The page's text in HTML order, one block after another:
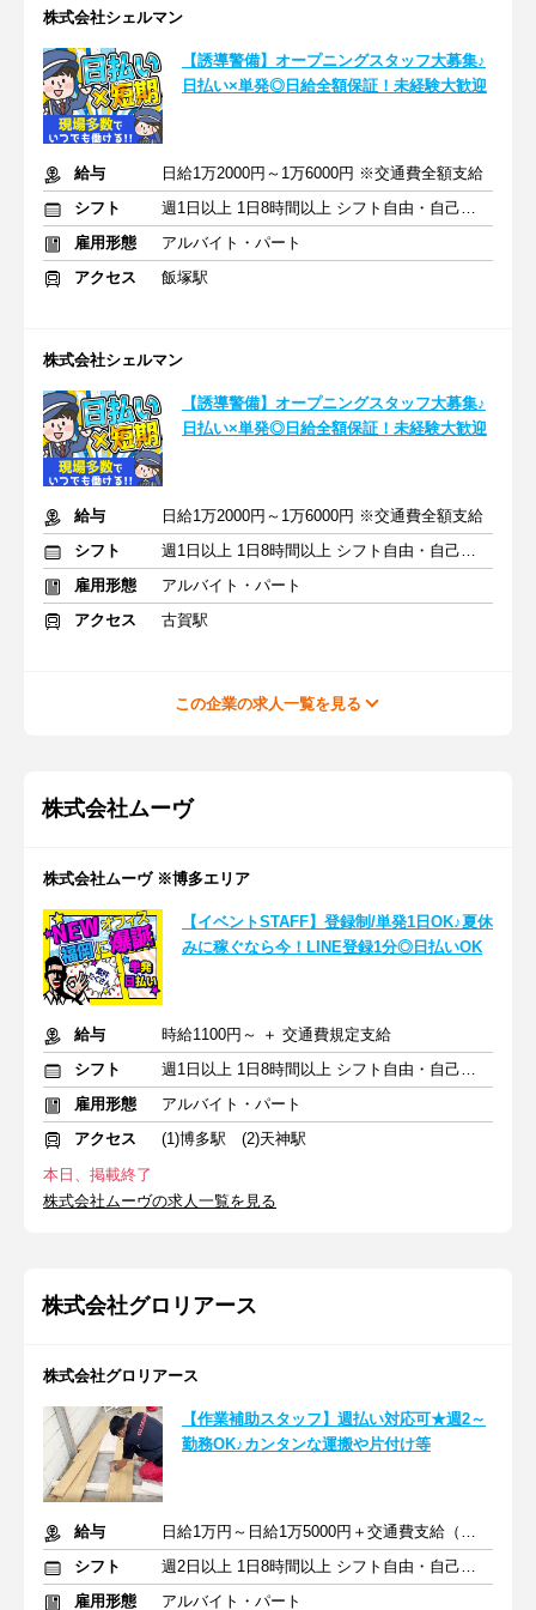
株式会社シェルマン
【誘導警備】オープニングスタッフ大募集♪
日払い×単発◎日給全額保証！未経験大歓迎
給与
日給1万2000円～1万6000円 ※交通費全額支給
シフト
週1日以上 1日8時間以上 シフト自由・自己申告
雇用形態
アルバイト・パート
アクセス
飯塚駅
株式会社シェルマン
【誘導警備】オープニングスタッフ大募集♪
日払い×単発◎日給全額保証！未経験大歓迎
給与
日給1万2000円～1万6000円 ※交通費全額支給
シフト
週1日以上 1日8時間以上 シフト自由・自己申告
雇用形態
アルバイト・パート
アクセス
古賀駅
この企業の求人一覧を見る
株式会社ムーヴ
株式会社ムーヴ ※博多エリア
【イベントSTAFF】登録制/単発1日OK♪夏休
みに稼ぐなら今！LINE登録1分◎日払いOK
給与
時給1100円～ ＋ 交通費規定支給
シフト
週1日以上 1日8時間以上 シフト自由・自己申告
雇用形態
アルバイト・パート
アクセス
(1)博多駅 (2)天神駅
本日、掲載終了
株式会社ムーヴの求人一覧を見る
株式会社グロリアース
株式会社グロリアース
【作業補助スタッフ】週払い対応可★週2～
勤務OK♪カンタンな運搬や片付け等
給与
日給1万円～日給1万5000円＋交通費支給（規定あり）
シフト
週2日以上 1日8時間以上 シフト自由・自己申告
雇用形態
アルバイト・パート